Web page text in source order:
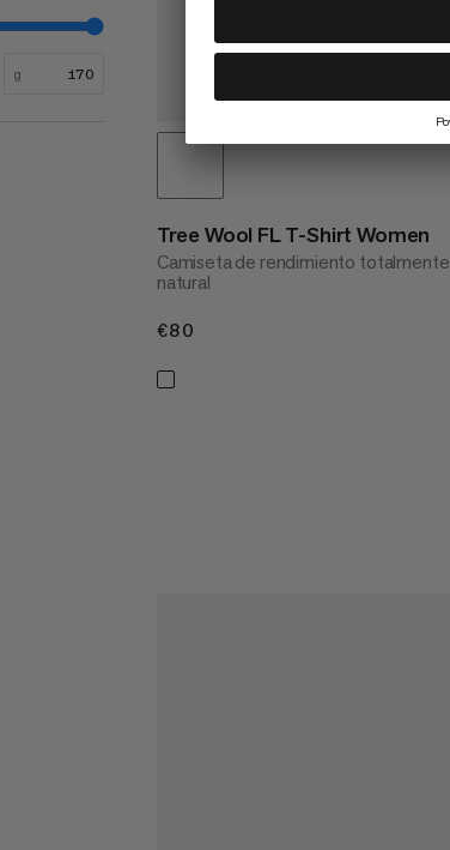
g
Tree Wool FL T-Shirt Women
Camiseta de rendimiento totalmente
natural
€80